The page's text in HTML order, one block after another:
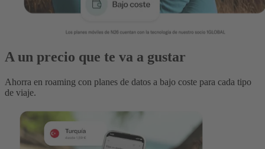
A un precio que te va a gustar
Ahorra en roaming con planes de datos a bajo coste para cada tipo
de viaje.